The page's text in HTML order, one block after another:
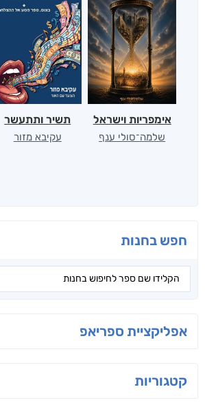
חפש בחנות
אפליקציית ספריאפ
קטגוריות
אימפריות וישראל
שלמה־סולי ענף
תשיר ותתעשר
עקיבא מזור